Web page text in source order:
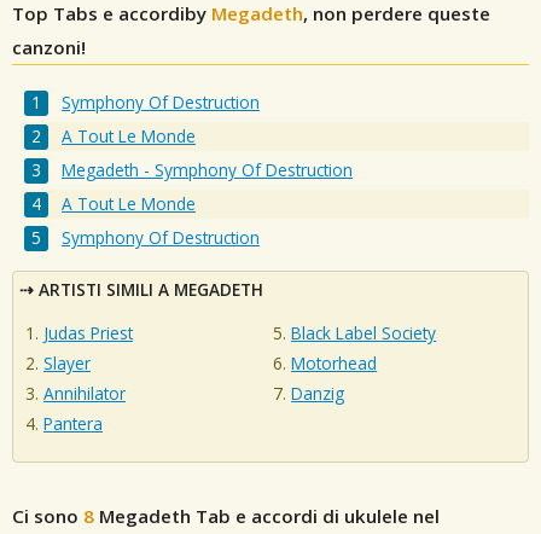
Top Tabs e accordiby Megadeth, non perdere queste
canzoni!
Symphony Of Destruction
A Tout Le Monde
Megadeth - Symphony Of Destruction
A Tout Le Monde
Symphony Of Destruction
ARTISTI SIMILI A MEGADETH
Judas Priest
Slayer
Annihilator
Pantera
Black Label Society
Motorhead
Danzig
Ci sono 8 Megadeth Tab e accordi di ukulele nel